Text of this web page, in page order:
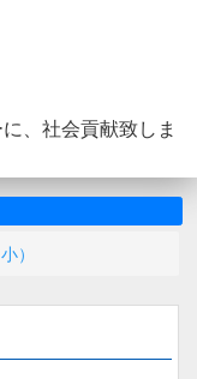
、社会貢献致しま
）